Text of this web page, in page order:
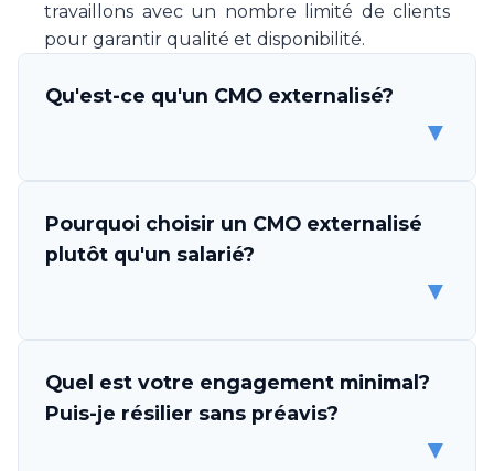
travaillons avec un nombre limité de clients
pour garantir qualité et disponibilité.
Qu'est-ce qu'un CMO externalisé?
▼
Un CMO (Chief Marketing Officer) externalisé
est un professionnel ou une équipe de
spécialistes marketing qui s'engage à piloter
CMO vous met à disposition une expertise
complète en direction marketing, couvrant la
Pourquoi choisir un CMO externalisé
plutôt qu'un salarié?
▼
Les avantages sont multiples. D'abord,
l'économie est considérable: un CMO salarié
coûte CHF 150'000-200'000 par an, tandis
Quel est votre engagement minimal?
Puis-je résilier sans préavis?
▼